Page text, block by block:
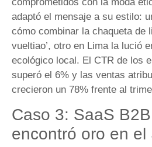
adaptó el mensaje a su estilo:
cómo combinar la chaqueta de
vueltiao’, otro en Lima la lució
ecológico local. El CTR de los
superó el 6% y las ventas
crecieron un 78% frente al
Caso 3: SaaS
encontró oro en el